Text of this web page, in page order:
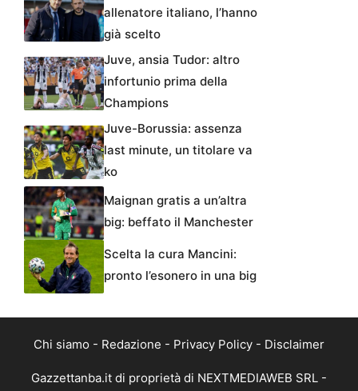
allenatore italiano, l’hanno
già scelto
Juve, ansia Tudor: altro
infortunio prima della
Champions
Juve-Borussia: assenza
last minute, un titolare va
ko
Maignan gratis a un’altra
big: beffato il Manchester
Scelta la cura Mancini:
pronto l’esonero in una big
Chi siamo - Redazione - Privacy Policy - Disclaimer
Gazzettanba.it di proprietà di NEXTMEDIAWEB SRL -